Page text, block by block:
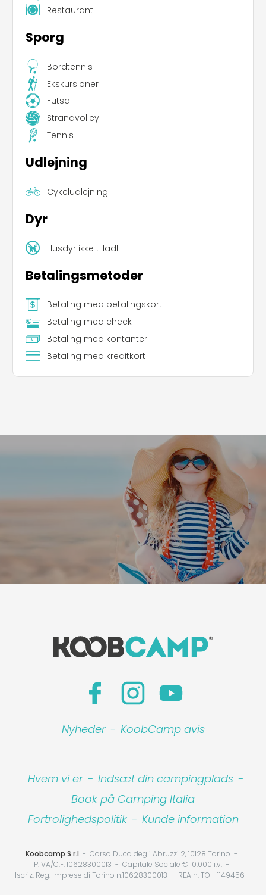
Restaurant
Sporg
Bordtennis
Ekskursioner
Futsal
Strandvolley
Tennis
Udlejning
Cykeludlejning
Dyr
Husdyr ikke tilladt
Betalingsmetoder
Betaling med betalingskort
Betaling med check
Betaling med kontanter
Betaling med kreditkort
Nyheder - KoobCamp avis
Hvem vi er - Indsæt din campingplads -
Book på Camping Italia
Fortrolighedspolitik - Kunde information
Koobcamp S.r.l
Corso Duca degli Abruzzi 2, 10128 Torino
P.IVA/C.F. 10628300013
Capitale Sociale € 10.000 i.v.
Iscriz. Reg. Imprese di Torino n.10628300013
REA n. TO - 1149456